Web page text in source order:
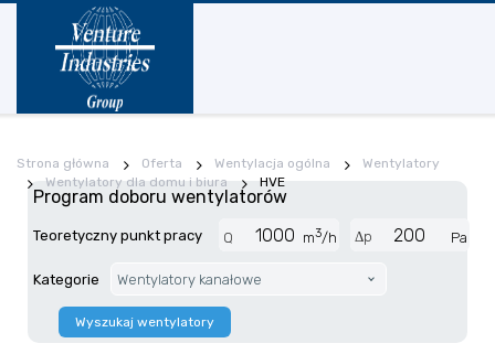
Strona główna Oferta Wentylacja ogólna
Wentylatory
Wentylatory dla domu i biura
HVE
Program doboru wentylatorów
Teoretyczny punkt pracy Q m3/h Δp Pa
Kategorie Wentylatory kanałowe
Wyszukaj wentylatory